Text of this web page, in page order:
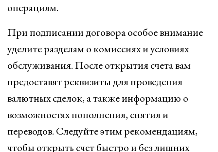
операциям.
При подписании договора особое внимание
уделите разделам о комиссиях и условиях
обслуживания. После открытия счета вам
предоставят реквизиты для проведения
валютных сделок, а также информацию о
возможностях пополнения, снятия и
переводов. Следуйте этим рекомендациям,
чтобы открыть счет быстро и без лишних